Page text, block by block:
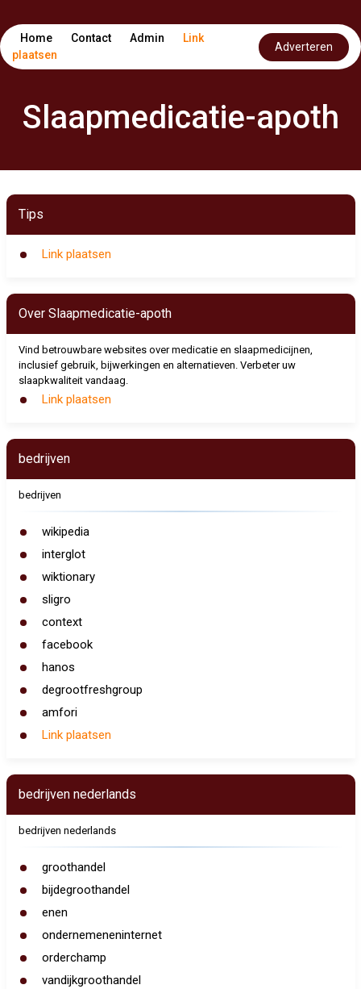
Home Contact Admin
Link
plaatsen
Adverteren
Slaapmedicatie-apoth
Tips
Link plaatsen
Over Slaapmedicatie-apoth
Vind betrouwbare websites over medicatie en slaapmedicijnen,
inclusief gebruik, bijwerkingen en alternatieven. Verbeter uw
slaapkwaliteit vandaag.
Link plaatsen
bedrijven
bedrijven
wikipedia
interglot
wiktionary
sligro
context
facebook
hanos
degrootfreshgroup
amfori
Link plaatsen
bedrijven nederlands
bedrijven nederlands
groothandel
bijdegroothandel
enen
ondernemeneninternet
orderchamp
vandijkgroothandel